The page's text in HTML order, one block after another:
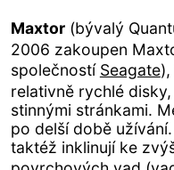
Maxtor(bývalý
2006 zakoupen
společností Seagate),
relativně rychlé
stinnými stránkami.
po delší době
taktéž inklinují ke